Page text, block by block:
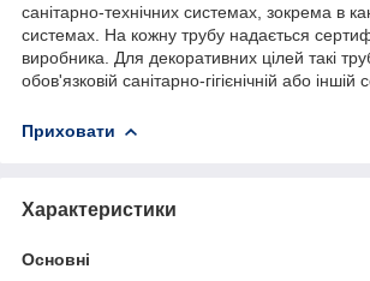
санітарно-технічних системах, зокрема в
системах. На кожну трубу надається
виробника. Для декоративних цілей такі
обов'язковій санітарно-гігієнічній або іншій
Приховати
Характеристики
Основні